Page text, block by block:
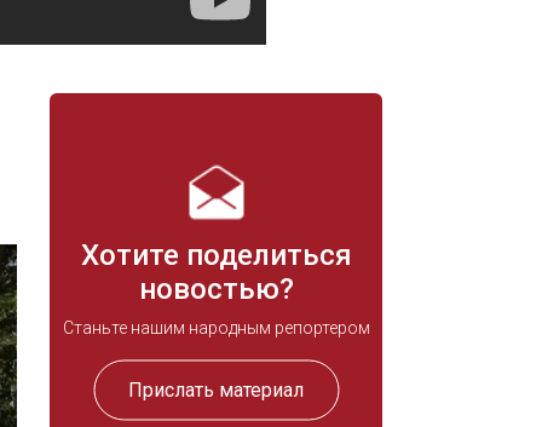
Хотите поделиться
новостью?
Станьте нашим народным репортером
Прислать материал